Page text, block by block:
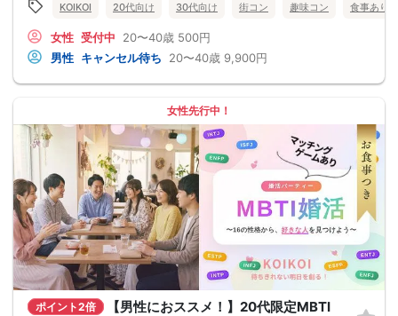
KOIKOI 20代向け 30代向け 街コン 趣味コン 食事あり
女性 受付中 20〜40歳 500円
男性 キャンセル待ち 20〜40歳 9,900円
女性先行中！
ポイント2倍
【男性におススメ！】20代限定MBTI